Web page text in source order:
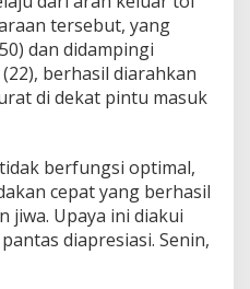
a
m
a
k
a
y
w
a
d
tersebut, yang
dan didampingi
berhasil diarahkan
di dekat pintu masuk
berfungsi optimal,
cepat yang berhasil
jiwa. Upaya ini diakui
diapresiasi. Senin,